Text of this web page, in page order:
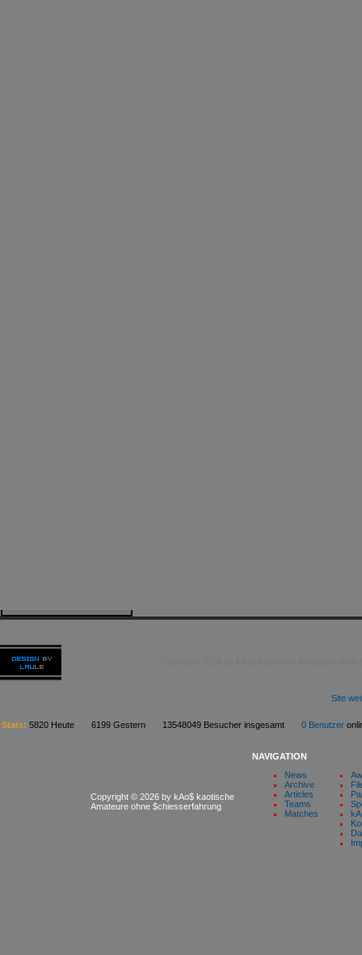
Site
Stats: 5820 Heute 6199 Gestern 13548049 Besucher insgesamt 0 Benutzer
Copyright © 2026 by kAo$ kaotische
Amateure ohne $chiesserfahrung
NAVIGATION
News
Archive
Articles
Teams
Matches